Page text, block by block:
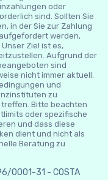
oder
sind. Sollten Sie
in der Sie zur Zahlung
werden,
Ziel ist es,
Aufgrund der
sind
nicht immer aktuell.
und
zu
Bitte beachten
oder spezifische
und dass diese
dient und nicht als
Beratung zu
0001-31 - COSTA